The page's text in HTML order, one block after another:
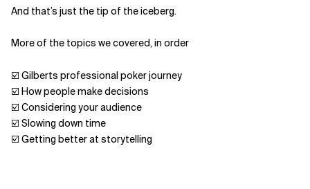
And that’s just the tip of the iceberg.
More of the topics we covered, in order
☑️ Gilberts professional poker journey
☑️ How people make decisions
☑️ Considering your audience
☑️ Slowing down time
☑️ Getting better at storytelling